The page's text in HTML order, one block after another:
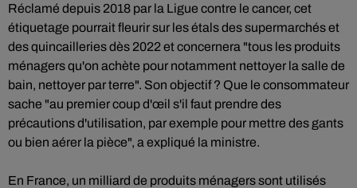
Réclamé depuis 2018 par la Ligue contre le cancer, cet
étiquetage pourrait fleurir sur les étals des supermarchés et
des quincailleries dès 2022 et concernera "tous les produits
ménagers qu'on achète pour notamment nettoyer la salle de
bain, nettoyer par terre". Son objectif ? Que le consommateur
sache "au premier coup d'œil s'il faut prendre des
précautions d'utilisation, par exemple pour mettre des gants
ou bien aérer la pièce", a expliqué la ministre.
En France, un milliard de produits ménagers sont utilisés